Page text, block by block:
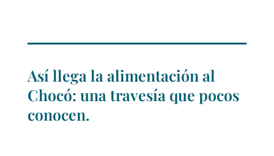
Así llega la alimentación al
Chocó: una travesía que pocos
conocen.